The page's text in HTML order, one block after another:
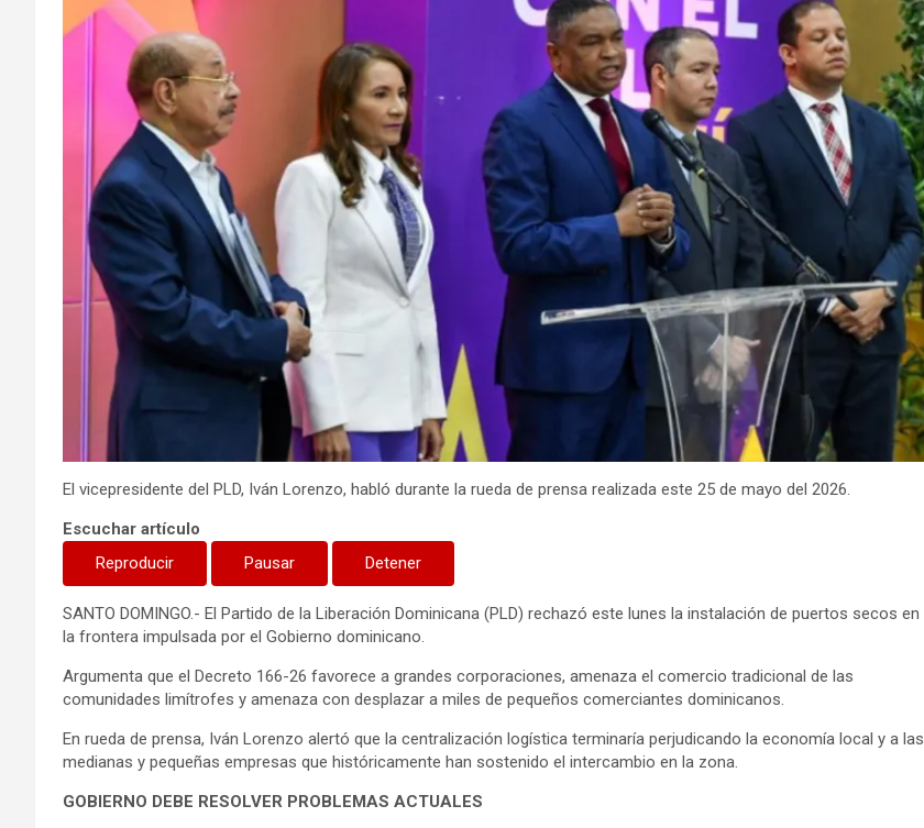
El vicepresidente del PLD, Iván Lorenzo, habló durante la rueda de prensa realizada este 25 de mayo del 2026.
Escuchar artículo
Reproducir
Pausar Detener
SANTO DOMINGO.- El Partido de la Liberación Dominicana (PLD) rechazó este lunes la instalación de puertos secos en
la frontera impulsada por el Gobierno dominicano.
Argumenta que el Decreto 166-26 favorece a grandes corporaciones, amenaza el comercio tradicional de las
comunidades limítrofes y amenaza con desplazar a miles de pequeños comerciantes dominicanos.
En rueda de prensa, Iván Lorenzo alertó que la centralización logística terminaría perjudicando la economía local y a las
medianas y pequeñas empresas que históricamente han sostenido el intercambio en la zona.
GOBIERNO DEBE RESOLVER PROBLEMAS ACTUALES